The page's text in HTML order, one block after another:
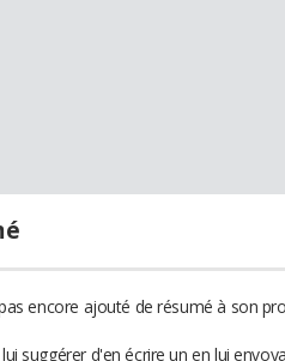
encore ajouté de résumé à son
suggérer d'en écrire un en lui